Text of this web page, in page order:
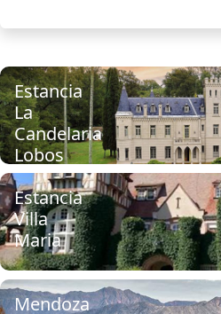
Estancia
La
Candelaria
Lobos
Estancia
Villa
Maria
Mendoza